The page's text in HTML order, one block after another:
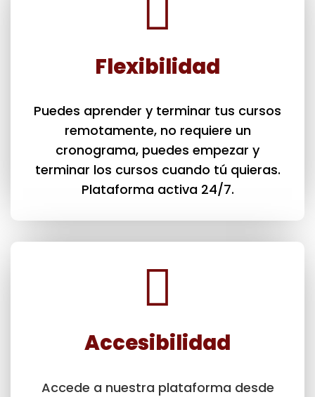
Flexibilidad
Puedes aprender y terminar tus cursos
remotamente, no requiere un
cronograma, puedes empezar y
terminar los cursos cuando tú quieras.
Plataforma activa 24/7.
Accesibilidad
Accede a nuestra plataforma desde